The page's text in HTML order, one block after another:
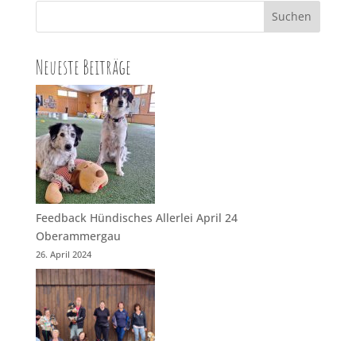
Suchen
Neueste Beiträge
Feedback Hündisches Allerlei April 24
Oberammergau
26. April 2024